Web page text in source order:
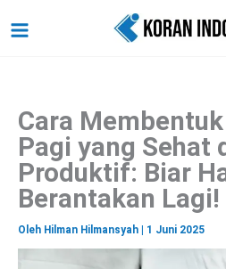
ke
Cara
Pagi yang Sehat
Produktif: Biar
Berantakan Lagi!
Oleh Hilman Hilmansyah 1 Juni 2025
a